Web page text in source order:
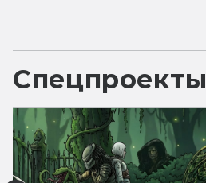
Спецпроекты